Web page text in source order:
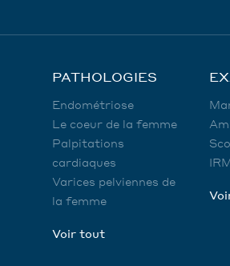
PATHOLOGIES
Endométriose
Le coeur de la femme
Palpitations
cardiaques
Varices pelviennes de
la femme
Voir tout